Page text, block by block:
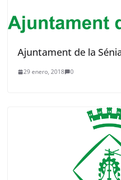
Ajuntament de la
29 enero, 2018 0